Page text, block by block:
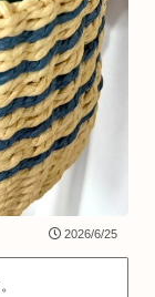
2026/6/25